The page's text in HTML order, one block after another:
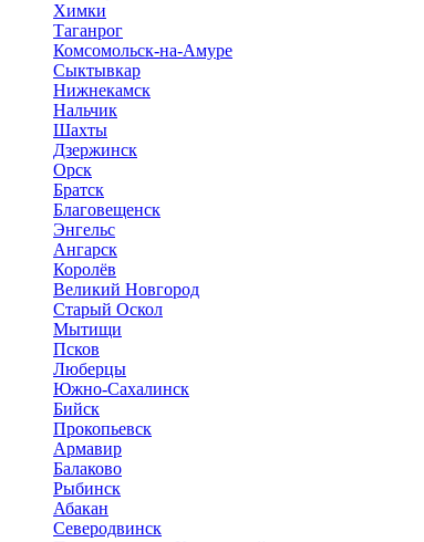
Химки
Таганрог
Комсомольск-на-Амуре
Сыктывкар
Нижнекамск
Нальчик
Шахты
Дзержинск
Орск
Братск
Благовещенск
Энгельс
Ангарск
Королёв
Великий Новгород
Старый Оскол
Мытищи
Псков
Люберцы
Южно-Сахалинск
Бийск
Прокопьевск
Армавир
Балаково
Рыбинск
Абакан
Северодвинск